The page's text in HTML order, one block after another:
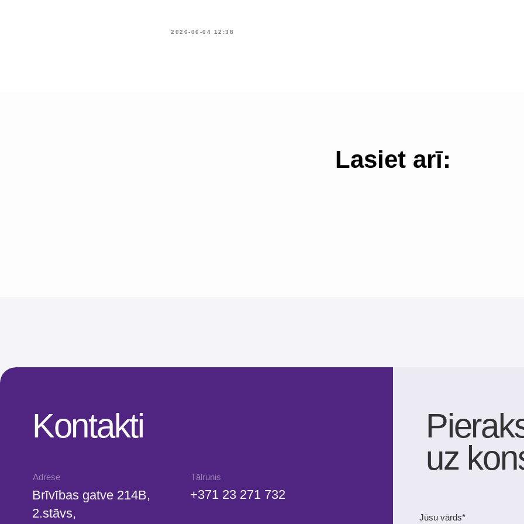
2026-06-04 12:38
Lasiet arī:
Sv : 10.00–18.00
Pakalpojuma sniegšanas noteikumi
Medicīnas iestādes kods 010001956
Fizioterapeits Rīgā | Dr. Bubnovska centrs
© 2023. Visas tiesības aizsargātas. Dr. Bubnovska centrs Rīgā